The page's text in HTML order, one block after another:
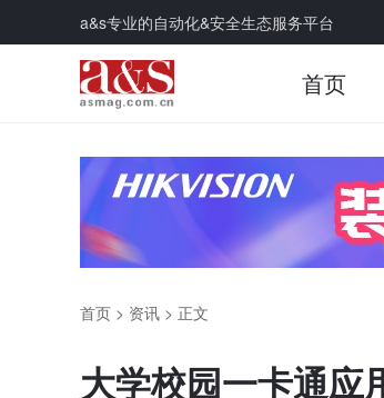
a&s专业的自动化&安全生态服务平台
首页
首页 > 资讯 > 正文
大学校园一卡通应